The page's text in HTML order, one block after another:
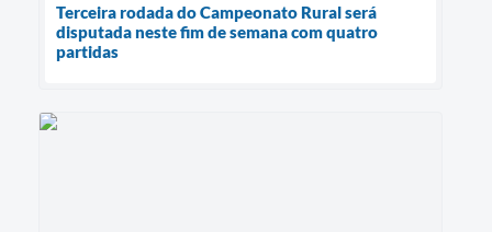
Terceira rodada do Campeonato Rural será
disputada neste fim de semana com quatro
partidas